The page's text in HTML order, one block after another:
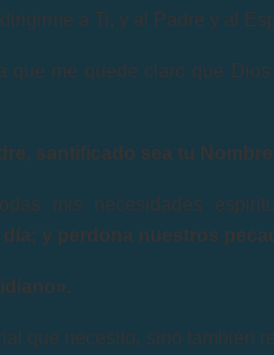
a Ti, y al Padre y al
que me quede claro que
santificado sea tu
mis necesidades
y perdona nuestros
que necesito, sino también